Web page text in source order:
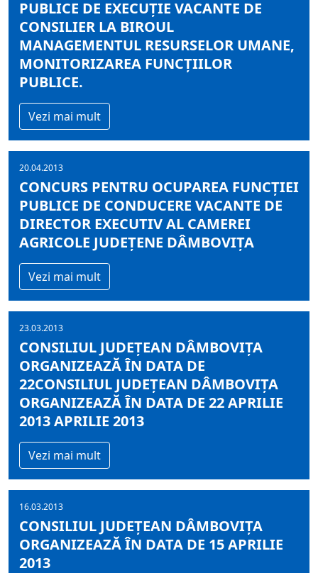
PUBLICE DE EXECUŢIE VACANTE DE
CONSILIER LA BIROUL
MANAGEMENTUL RESURSELOR UMANE,
MONITORIZAREA FUNCŢIILOR
PUBLICE.
Vezi mai mult
20.04.2013
CONCURS PENTRU OCUPAREA FUNCŢIEI
PUBLICE DE CONDUCERE VACANTE DE
DIRECTOR EXECUTIV AL CAMEREI
AGRICOLE JUDEŢENE DÂMBOVIŢA
Vezi mai mult
23.03.2013
CONSILIUL JUDEŢEAN DÂMBOVIŢA
ORGANIZEAZĂ ÎN DATA DE
22CONSILIUL JUDEŢEAN DÂMBOVIŢA
ORGANIZEAZĂ ÎN DATA DE 22 APRILIE
2013 APRILIE 2013
Vezi mai mult
16.03.2013
CONSILIUL JUDEŢEAN DÂMBOVIŢA
ORGANIZEAZĂ ÎN DATA DE 15 APRILIE
2013